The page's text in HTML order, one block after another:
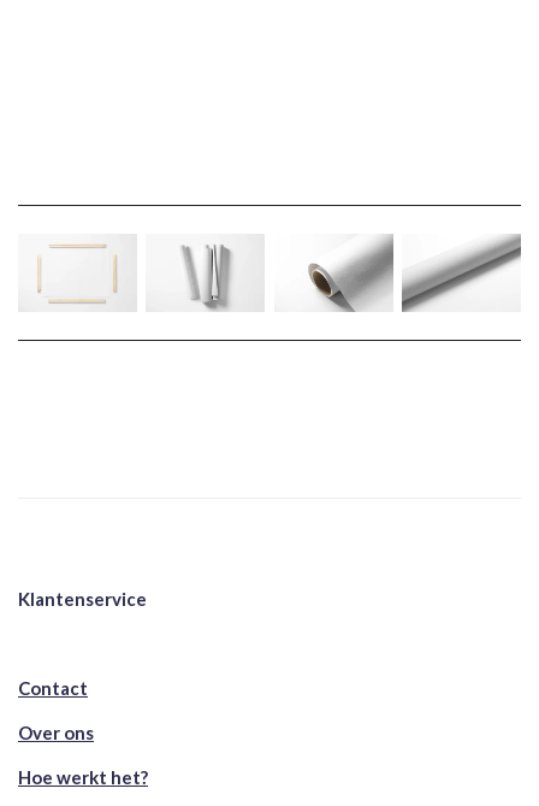
Klantenservice
Contact
Over ons
Hoe werkt het?